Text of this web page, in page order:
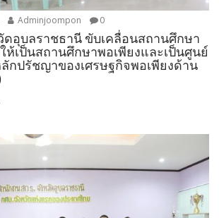
Adminjoompon 0
ดอุบลราชธานี ขับเคลื่อนสถานศึกษา
ห้เป็นสถานศึกษาพอเพียงและเป็นศูนย์
กปรัชญาของเศรษฐกิจพอเพียงด้าน